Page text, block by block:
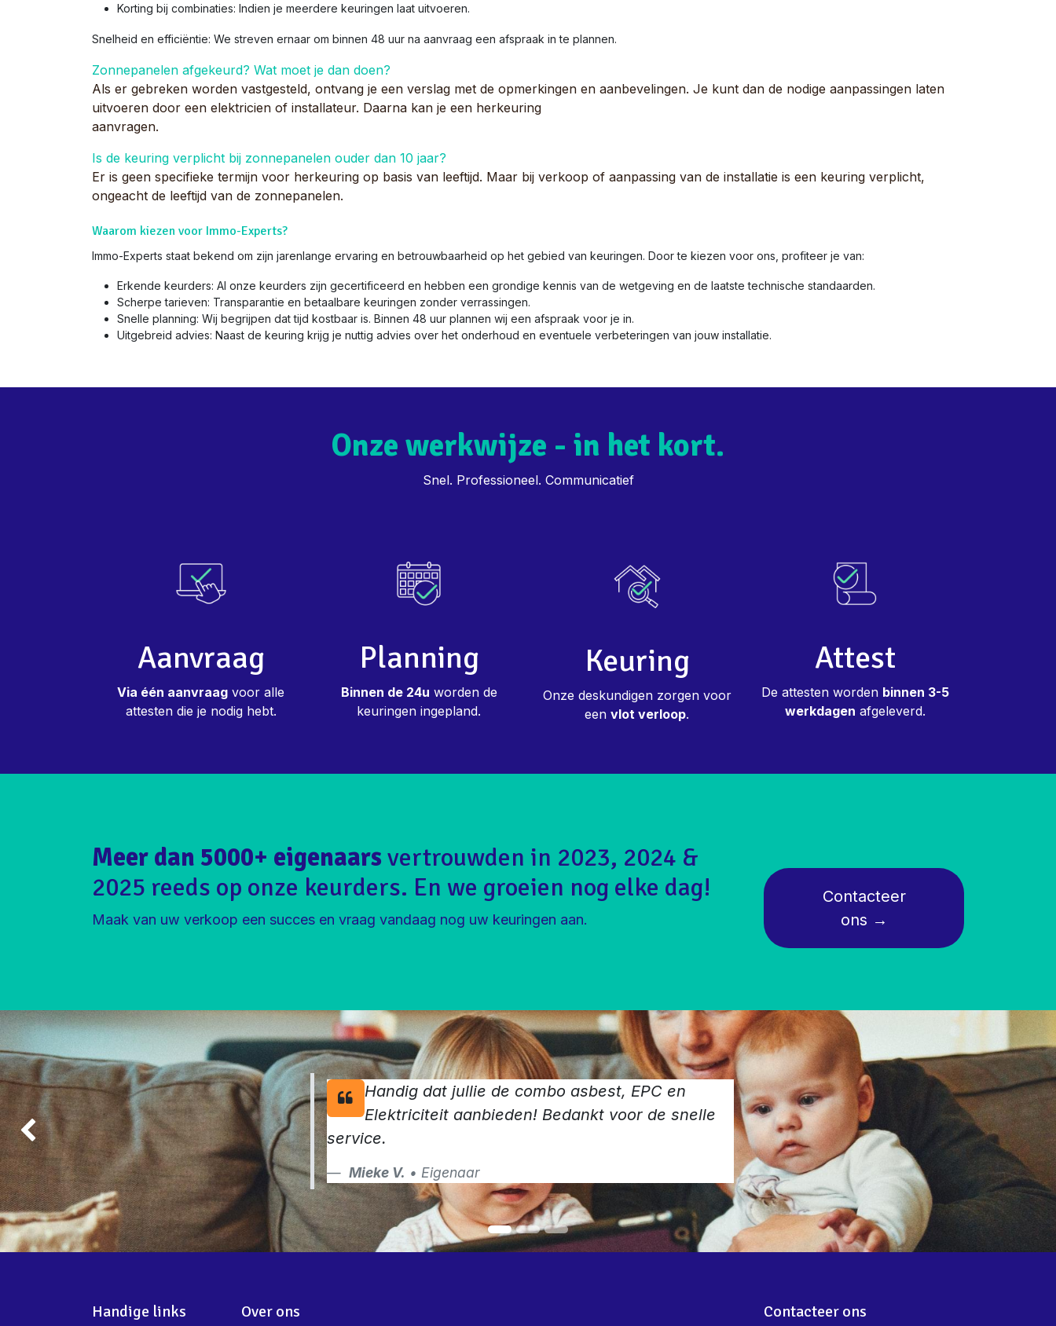
Korting bij combinaties: Indien je meerdere keuringen laat uitvoeren.
Snelheid en efficiëntie: We streven ernaar om binnen 48 uur na aanvraag een afspraak in te plannen.
Zonnepanelen afgekeurd? Wat moet je dan doen?
Als er gebreken worden vastgesteld, ontvang je een verslag met de opmerkingen en aanbevelingen. Je kunt dan de nodige aanpassingen laten
uitvoeren door een elektricien of installateur. Daarna kan je een herkeuring
aanvragen.
Is de keuring verplicht bij zonnepanelen ouder dan 10 jaar?
Er is geen specifieke termijn voor herkeuring op basis van leeftijd. Maar bij verkoop of aanpassing van de installatie is een keuring verplicht,
ongeacht de leeftijd van de zonnepanelen.
Waarom kiezen voor Immo-Experts?
Immo-Experts staat bekend om zijn jarenlange ervaring en betrouwbaarheid op het gebied van keuringen. Door te kiezen voor ons, profiteer je van:
Erkende keurders: Al onze keurders zijn gecertificeerd en hebben een grondige kennis van de wetgeving en de laatste technische standaarden.
Scherpe tarieven: Transparantie en betaalbare keuringen zonder verrassingen.
Snelle planning: Wij begrijpen dat tijd kostbaar is. Binnen 48 uur plannen wij een afspraak voor je in.
Uitgebreid advies: Naast de keuring krijg je nuttig advies over het onderhoud en eventuele verbeteringen van jouw installatie.
Onze werkwijze - in het kort.
Snel. Professioneel. Communicatief
Aanvraag
Via één aanvraag voor alle
attesten die je nodig hebt.
Planning
Binnen de 24u worden de
keuringen ingepland.
Keuring
Onze deskundigen zorgen voor
eenvlot verloop.
Attest
De attesten worden binnen 3-5
werkdagen afgeleverd.
Meer dan 5000+ eigenaars vertrouwden in 2023, 2024 &
2025 reeds op onze keurders. En we groeien nog elke dag!
Maak van uw verkoop een succes en vraag vandaag nog uw keuringen aan.
Contacteer
ons →
Handig dat jullie de combo asbest, EPC en
Elektriciteit aanbieden! Bedankt voor de snelle
service.
Mieke V. • Eigenaar
Vorige
Handige links Over ons Contacteer ons